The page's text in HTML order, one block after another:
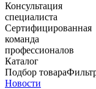
Консультация
специалиста
Сертифицированная
команда
профессионалов
Каталог
Подбор товара
Новости